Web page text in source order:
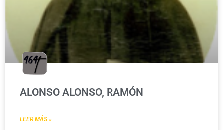
ALONSO ALONSO, RAMÓN
LEER MÁS »